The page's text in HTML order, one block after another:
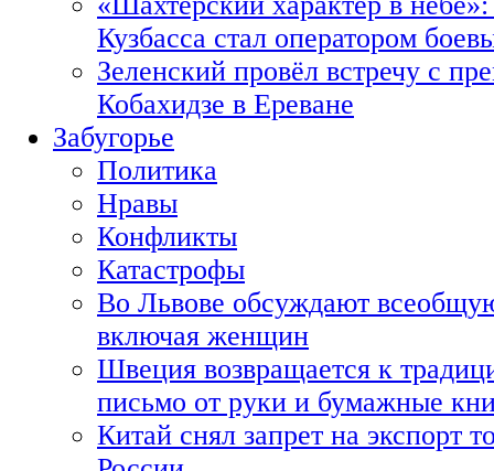
Кузбасса стал оператором
Зеленский провёл встречу с
Кобахидзе в Ереване
Забугорье
Политика
Нравы
Конфликты
Катастрофы
Во Львове обсуждают
включая женщин
Швеция возвращается к
письмо от руки и бумажные
Китай снял запрет на экспорт